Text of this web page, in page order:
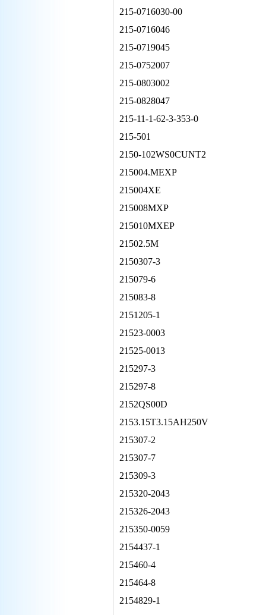
215-0716030-00
215-0716046
215-0719045
215-0752007
215-0803002
215-0828047
215-11-1-62-3-353-0
215-501
2150-102WS0CUNT2
215004.MEXP
215004XE
215008MXP
215010MXEP
21502.5M
2150307-3
215079-6
215083-8
2151205-1
21523-0003
21525-0013
215297-3
215297-8
2152QS00D
2153.15T3.15AH250V
215307-2
215307-7
215309-3
215320-2043
215326-2043
215350-0059
2154437-1
215460-4
215464-8
2154829-1